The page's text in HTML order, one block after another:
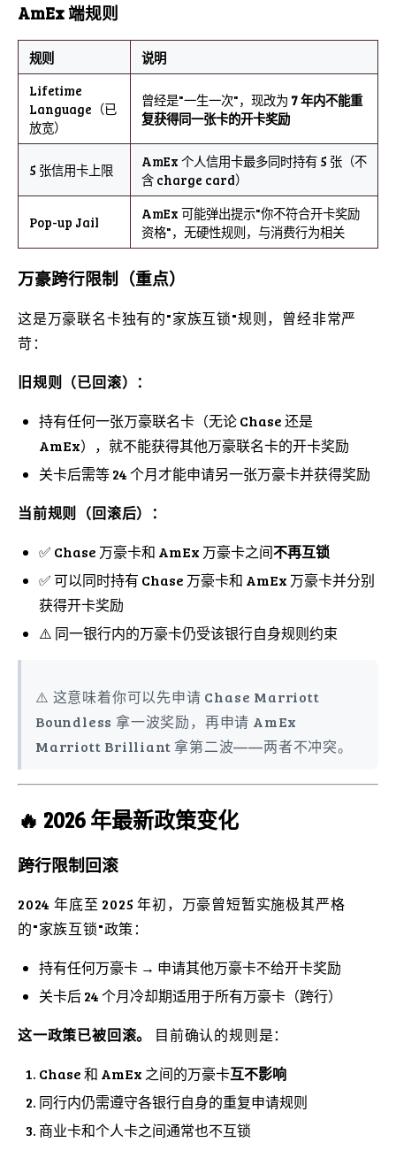
AmEx 端规则
规则
说明
Lifetime
Language（已
放宽）
曾经是"一生一次"，现改为 7 年内不能重
复获得同一张卡的开卡奖励
5 张信用卡上限
AmEx 个人信用卡最多同时持有 5 张（不
含 charge card）
Pop-up Jail
AmEx 可能弹出提示"你不符合开卡奖励
资格"，无硬性规则，与消费行为相关
万豪跨行限制（重点）
这是万豪联名卡独有的"家族互锁"规则，曾经非常严
苛：
旧规则（已回滚）：
持有任何一张万豪联名卡（无论 Chase 还是
AmEx），就不能获得其他万豪联名卡的开卡奖励
关卡后需等 24 个月才能申请另一张万豪卡并获得奖励
当前规则（回滚后）：
✅ Chase 万豪卡和 AmEx 万豪卡之间不再互锁
✅ 可以同时持有 Chase 万豪卡和 AmEx 万豪卡并分别
获得开卡奖励
⚠️ 同一银行内的万豪卡仍受该银行自身规则约束
⚠️ 这意味着你可以先申请 Chase Marriott
Boundless 拿一波奖励，再申请 AmEx
Marriott Brilliant 拿第二波——两者不冲突。
🔥 2026 年最新政策变化
跨行限制回滚
2024 年底至 2025 年初，万豪曾短暂实施极其严格
的"家族互锁"政策：
持有任何万豪卡 → 申请其他万豪卡不给开卡奖励
关卡后 24 个月冷却期适用于所有万豪卡（跨行）
这一政策已被回滚。 目前确认的规则是：
Chase 和 AmEx 之间的万豪卡互不影响
同行内仍需遵守各银行自身的重复申请规则
商业卡和个人卡之间通常也不互锁